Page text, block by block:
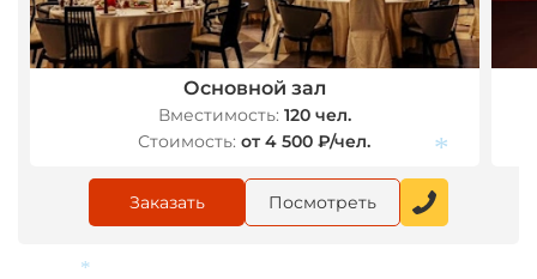
Основной зал
Вместимость: 120 чел.
Стоимость: от 4 500 ₽/чел.
Заказать Посмотреть
*